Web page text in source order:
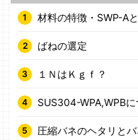
材料の特徴・SWP-A
ばねの選定
１ＮはＫｇｆ？
SUS304-WPA,WPBに
圧縮バネのヘタリと